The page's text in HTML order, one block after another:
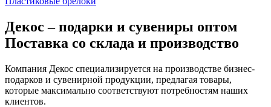
Декос – подарки и сувениры оптом
Поставка со склада и производство
Компания Декос специализируется на производстве бизнес-
подарков и сувенирной продукции, предлагая товары,
которые максимально соответствуют потребностям наших
клиентов.